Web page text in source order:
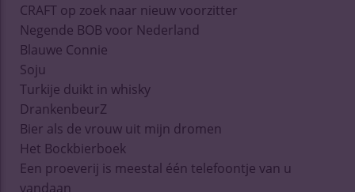
CRAFT op zoek naar nieuw voorzitter
Negende BOB voor Nederland
Blauwe Connie
Soju
Turkije duikt in whisky
DrankenbeurZ
Bier als de vrouw uit mijn dromen
Het Bockbierboek
Een proeverij is meestal één telefoontje van u
vandaan